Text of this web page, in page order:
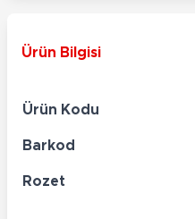
Ürün Bilgisi
Ürün Kodu
Barkod
Rozet